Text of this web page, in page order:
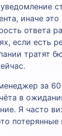
иначе это
ответа
если есть
тратят
за
в
Я часто
потерянные